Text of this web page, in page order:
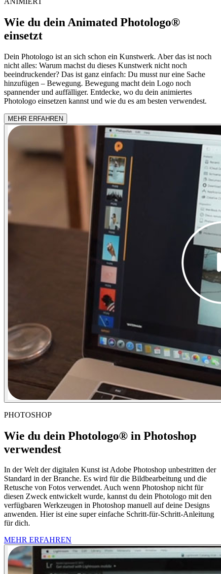
Wie du dein Animated Photologo®
einsetzt
Dein Photologo ist an sich schon ein Kunstwerk. Aber das ist noch
nicht alles: Warum machst du dieses Kunstwerk nicht noch
beeindruckender? Das ist ganz einfach: Du musst nur eine Sache
hinzufügen – Bewegung. Bewegung macht dein Logo noch
spannender und auffälliger. Entdecke, wo du dein animiertes
Photologo einsetzen kannst und wie du es am besten verwendest.
MEHR ERFAHREN
PHOTOSHOP
Wie du dein Photologo® in Photoshop
verwendest
In der Welt der digitalen Kunst ist Adobe Photoshop unbestritten der
Standard in der Branche. Es wird für die Bildbearbeitung und die
Retusche von Fotos verwendet. Auch wenn Photoshop nicht für
diesen Zweck entwickelt wurde, kannst du dein Photologo mit den
verfügbaren Werkzeugen in Photoshop manuell auf deine Designs
anwenden. Hier ist eine super einfache Schritt-für-Schritt-Anleitung
für dich.
MEHR ERFAHREN